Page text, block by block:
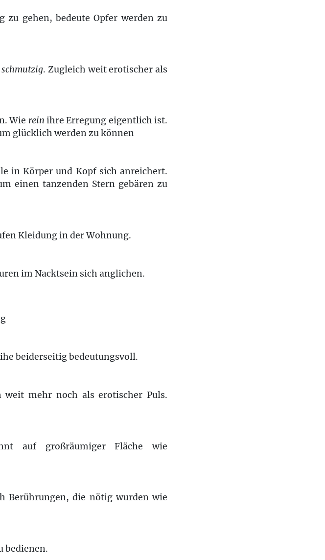
zu gehen, bedeute Opfer werden zu
schmutzig. Zugleich weit erotischer als
Wie rein ihre Erregung eigentlich ist.
glücklich werden zu können
in Körper und Kopf sich anreichert.
einen tanzenden Stern gebären zu
Kleidung in der Wohnung.
im Nacktsein sich anglichen.
beiderseitig bedeutungsvoll.
mehr noch als erotischer Puls.
auf großräumiger Fläche wie
Berührungen, die nötig wurden wie
bedienen.